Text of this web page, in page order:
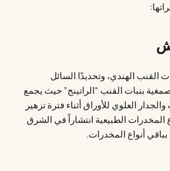
الهندي، وتحديدًا السائل
بنبات القنب “الراتينج” حيث يجمع
العلوي للأوراق أثناء فترة تزهير
المخدرات الطبيعية انتشاراً في الشرق
أنواع المخدرات.